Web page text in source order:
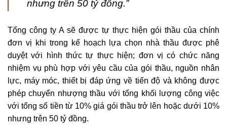
nhưng trên 50 tỷ đồng.”
Tổng công ty A sẽ được tự thực hiện gói thầu của chính
đơn vị khi trong kế hoạch lựa chọn nhà thầu được phê
duyệt với hình thức tự thực hiện; đơn vị có chức năng
nhiệm vụ phù hợp với yêu cầu của gói thầu, nguồn nhân
lực, máy móc, thiết bị đáp ứng về tiến độ và không được
phép chuyển nhượng thầu với tổng khối lượng công việc
với tổng số tiền từ 10% giá gói thầu trở lên hoặc dưới 10%
nhưng trên 50 tỷ đồng.